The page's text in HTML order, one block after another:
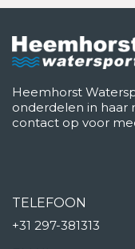
Heemhorst
onderdelen in haar
contact op voor
TELEFOON
+31 297-381313